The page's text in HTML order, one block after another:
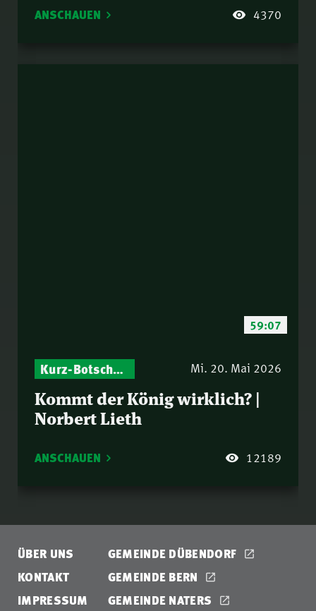
ANSCHAUEN 4370
59:07
Israel – Biblische Perspektiven & aktuelle Einordnungen
Kurz-Botschaften – Biblische Impulse mit Zukunft im Blick Mi. 20. Mai 2026
Kommt der König wirklich? |
Norbert Lieth
ANSCHAUEN 12189
ÜBER UNS
KONTAKT
IMPRESSUM
GEMEINDE DÜBENDORF
GEMEINDE BERN
GEMEINDE NATERS